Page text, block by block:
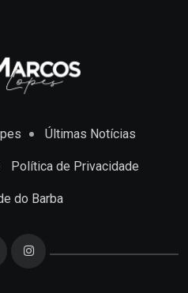
Últimas Notícias
Política de Privacidade
do Barba